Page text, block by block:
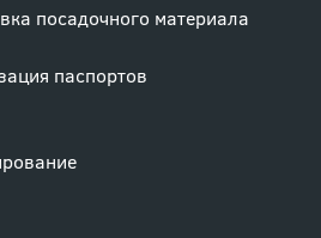
посадочного материала
паспортов